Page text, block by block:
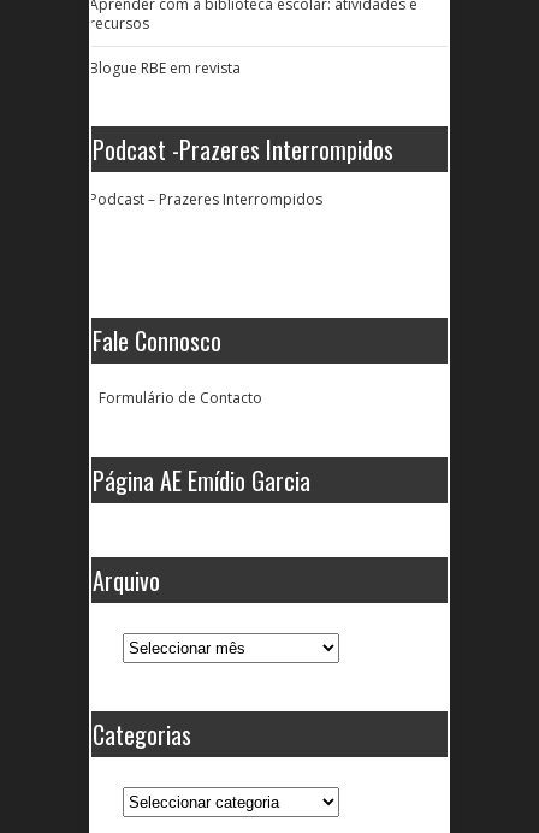
Aprender com a biblioteca escolar: atividades e
recursos
Blogue RBE em revista
Podcast -Prazeres Interrompidos
Podcast – Prazeres Interrompidos
Fale Connosco
Formulário de Contacto
Página AE Emídio Garcia
Arquivo
Arquivo
Categorias
Categorias